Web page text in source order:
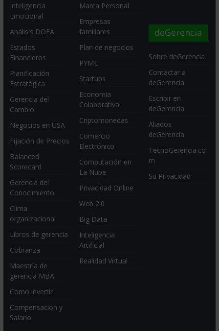
Inteligencia
Emocional
Análisis DOFA
Estados
Financieros
Planificación
Estratégica
Gerencia del
Cambio
Negocios en USA
Fijación de Precios
Balanced
Scorecard
Gerencia del
Conocimiento
Clima
organizacional
Libros de gerencia
Cobranza
Maestría de
gerencia MBA
Como invertir
Compensacion y
Salario
Marca Personal
Empresas
familiares
Plan de negocios
PYME
Startups
Economia
Colaborativa
Criptomonedas
Comercio
Electrónico
Computación en
La Nube
Privacidad Online
Web 2.0
Big Data
Inteligencia
Artificial
Realidad Virtual
deGerencia
Sobre deGerencia
Contactar a
deGerencia
Escribir en
deGerencia
Aliados
deGerencia
TecnoGerencia.co
m
Su Privacidad